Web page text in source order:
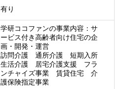
有り
学研ココファンの事業内容：サ
ービス付き高齢者向け住宅の企
画・開発・運営
訪問介護 通所介護 短期入所
生活介護 居宅介護支援 フラ
ンチャイズ事業 賃貸住宅 介
護保険指定事業